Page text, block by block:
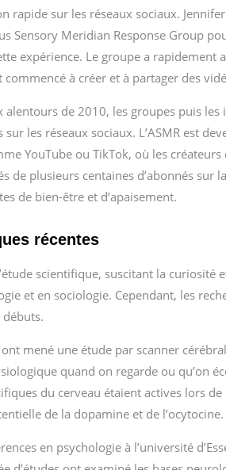
rapide sur les réseaux sociaux.
Sensory Meridian Response Group
expérience. Le groupe a rapidement
à créer et à partager des
de 2010, les groupes puis les
les réseaux sociaux. L’ASMR est
YouTube ou TikTok, où les créateurs
de plusieurs centaines d’abonnés sur
de bien-être et d’apaisement.
récentes
scientifique, suscitant la curiosité
et en sociologie. Cependant, les
débuts.
ont mené une étude par scanner
quand on regarde ou qu’on
du cerveau étaient actives lors de
de la dopamine et de l’ocytocine.
en psychologie à l’université